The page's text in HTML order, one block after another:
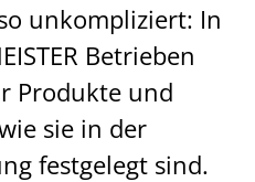
unkompliziert: In
Betrieben
Produkte und
sie in der
festgelegt sind.